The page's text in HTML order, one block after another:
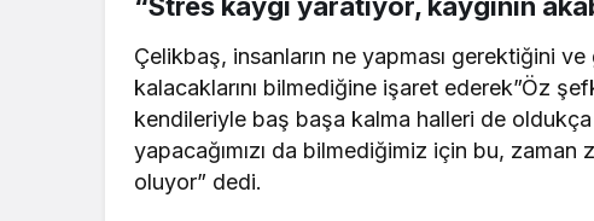
Çelikbaş, insanların ne yapması gerektiğini
kalacaklarını bilmediğine işaret ederek”Öz
kendileriyle baş başa kalma halleri de
yapacağımızı da bilmediğimiz için bu, zaman
oluyor” dedi.